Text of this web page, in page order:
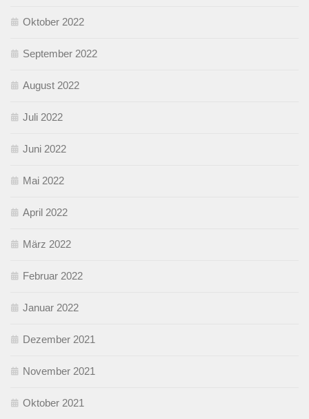
Oktober 2022
September 2022
August 2022
Juli 2022
Juni 2022
Mai 2022
April 2022
März 2022
Februar 2022
Januar 2022
Dezember 2021
November 2021
Oktober 2021